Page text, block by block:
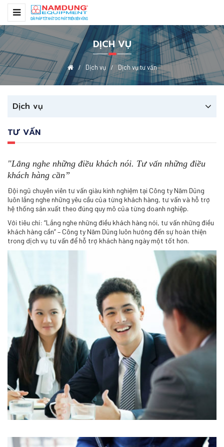
DỊCH VỤ
Dịch vụ Dịch vụ tư vấn
Dịch vụ
TƯ VẤN
"Lắng nghe những điều khách nói. Tư vấn những điều
khách hàng cần”
Đội ngũ chuyên viên tư vấn giàu kinh nghiệm tại Công ty Năm Dũng
luôn lắng nghe những yêu cầu của từng khách hàng, tư vấn và hỗ trợ
hệ thống sản xuất theo đúng quy mô của từng doanh nghiệp.
Với tiêu chí: “Lắng nghe những điều khách hàng nói, tư vấn những điều
khách hàng cần” – Công ty Năm Dũng luôn hướng đến sự hoàn thiện
trong dịch vụ tư vấn để hỗ trợ khách hàng ngày một tốt hơn.